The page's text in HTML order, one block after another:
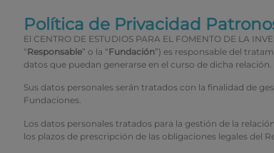
Política de Privacidad
El CENTRO DE ESTUDIOS PARA EL FOMENTO DE LA
“Responsable” o la “Fundación”) es responsable del
datos que puedan generarse en el curso de dicha relación.
Sus datos personales serán tratados con la finalidad de
Fundaciones.
Los datos personales tratados para la gestión de la
los plazos de prescripción de las obligaciones legales del